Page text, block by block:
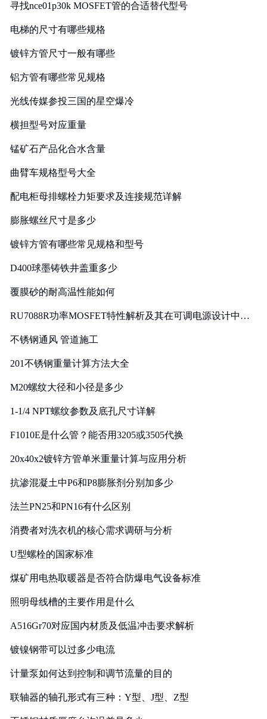
寻找nce01p30k MOSFET管的合适替代型号
电梯的尺寸有哪些规格
镀锌方管尺寸一般有哪些
铝方管有哪些常见规格
光线传媒参投三国的星空爆冷
横担型号对应重量
锰矿石产品化合水含量
曲臂车规格型号大全
配电柜母排螺栓力矩要求及连接规范详解
膨胀螺丝尺寸是多少
镀锌方管有哪些常见规格和型号
D400球墨铸铁井盖重多少
覆膜砂的耐高温性能如何
RU7088R功率MOSFET特性解析及其在可调电源设计中的
不锈钢通风 管道施工
201不锈钢重量计算方法大全
M20螺纹大径和小径是多少
1-1/4 NPT螺纹参数及底孔尺寸详解
F1010E是什么管？能否用3205或3505代换
20x40x2镀锌方管单米重量计算与应用分析
抗渗混凝土中P6和P8膨胀剂分别加多少
法兰PN25和PN16有什么区别
消费者对洗衣机的核心需求调研与分析
U型螺栓的国家标准
煤矿用电热取暖器是否符合防爆电气设备标准
照明母线槽的主要作用是什么
A516Gr70对应国内材质及低温冲击要求解析
镀镍钢带可以过多少电流
计量泵如何达到控制和调节流量的目的
联轴器的轴孔形式有三种：Y型、J型、Z型